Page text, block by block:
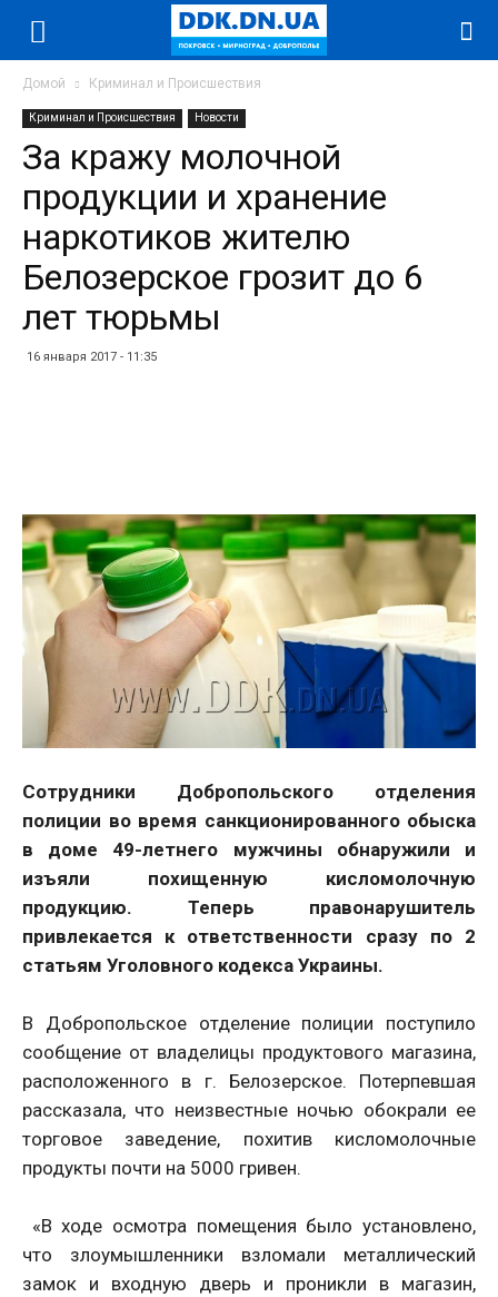
Домой Криминал и Происшествия
Криминал и Происшествия Новости
За кражу молочной
продукции и хранение
наркотиков жителю
Белозерское грозит до 6
лет тюрьмы
16 января 2017 - 11:35
Сотрудники Добропольского отделения
полиции во время санкционированного обыска
в доме 49-летнего мужчины обнаружили и
изъяли похищенную кисломолочную
продукцию. Теперь правонарушитель
привлекается к ответственности сразу по 2
статьям Уголовного кодекса Украины.
В Добропольское отделение полиции поступило
сообщение от владелицы продуктового магазина,
расположенного в г. Белозерское. Потерпевшая
рассказала, что неизвестные ночью обокрали ее
торговое заведение, похитив кисломолочные
продукты почти на 5000 гривен.
«В ходе осмотра помещения было установлено,
что злоумышленники взломали металлический
замок и входную дверь и проникли в магазин,